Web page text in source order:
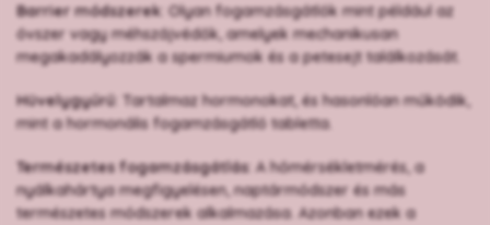
Barrier módszerek : Olyan fogamzásgátlók mint például az
óvszer vagy méhszájvédők, amelyek mechanikusan
megakadályozzák a spermiumok és a petesejt találkozását.
Hüvelygyűrű: Tartalmaz hormonokat, és hasonlóan működik,
mint a hormonális fogamzásgátló tabletta.
Természetes fogamzásgátlás: A hőmérsékletmérés, a
nyálkahártya megfigyelésen, naptármódszer és más
természetes módszerek alkalmazása. Azonban ezek a